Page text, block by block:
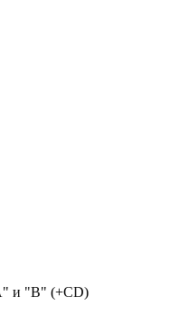
и "В" (+СD)